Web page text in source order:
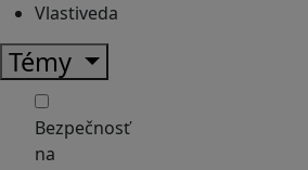
Vlastiveda
Témy
Bezpečnosť
na